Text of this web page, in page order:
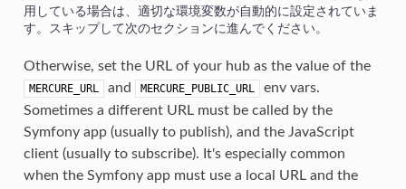
用している場合は、適切な環境変数が自動的に設定されていま
す。スキップして次のセクションに進んでください。
Otherwise, set the URL of your hub as the value of the
MERCURE_URL and MERCURE_PUBLIC_URL
env vars.
Sometimes a different URL must be called by the
Symfony app (usually to publish), and the JavaScript
client (usually to subscribe). It's especially common
when the Symfony app must use a local URL and the